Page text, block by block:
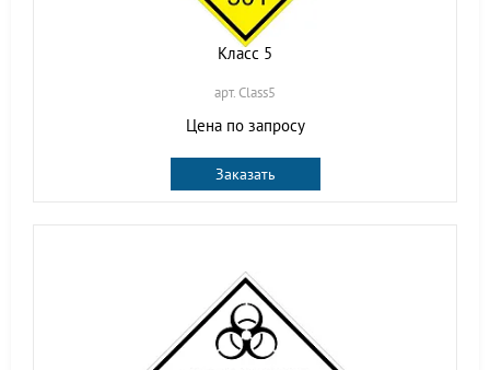
Класс 5
арт. Class5
Цена по запросу
Заказать